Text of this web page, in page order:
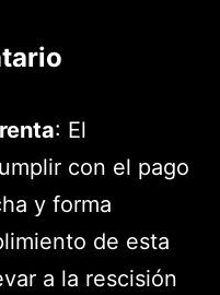
: El
con el pago
y forma
de esta
a la rescisión